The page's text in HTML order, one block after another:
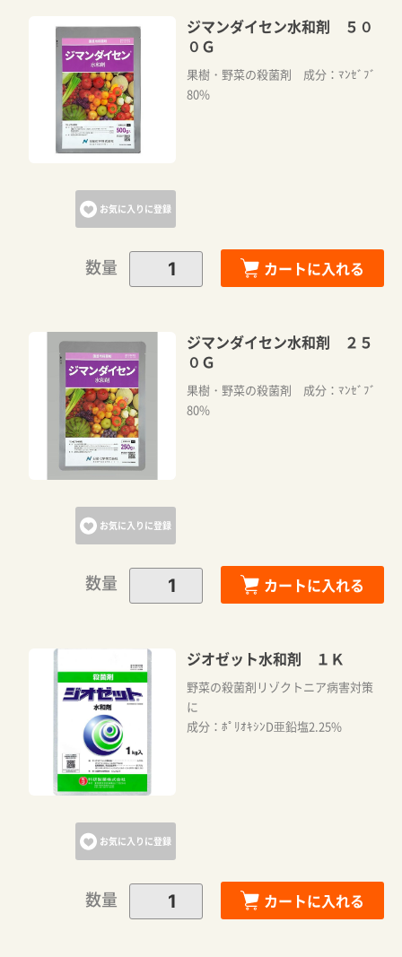
お気に入りに登録
ジマンダイセン水和剤 ５０
０Ｇ
果樹・野菜の殺菌剤 成分：ﾏﾝｾﾞﾌﾞ
80%
数量 カートに入れる
お気に入りに登録
ジマンダイセン水和剤 ２５
０Ｇ
果樹・野菜の殺菌剤 成分：ﾏﾝｾﾞﾌﾞ
80%
数量 カートに入れる
お気に入りに登録
ジオゼット水和剤 １Ｋ
野菜の殺菌剤リゾクトニア病害対策
に
成分：ﾎﾟﾘｵｷｼﾝD亜鉛塩2.25%
数量 カートに入れる